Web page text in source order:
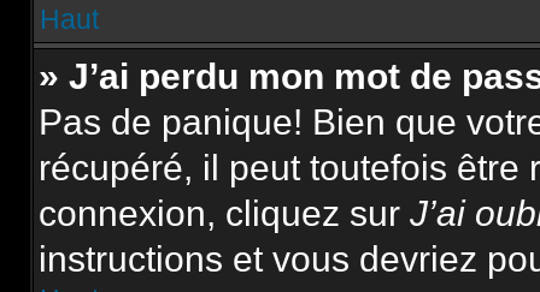
Haut
» J’ai perdu mon mot de
Pas de panique! Bien que
récupéré, il peut toutefois
connexion, cliquez sur J’ai
instructions et vous devriez